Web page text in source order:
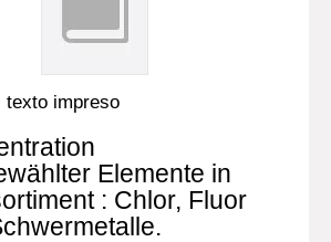
texto impreso
Elemente in
: Chlor, Fluor